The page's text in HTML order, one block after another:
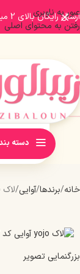
عبور به ناوبری
رفتن به محتوای اصلی
دسته
خانه برندها آوایی لاک yojo آوایی کد 112
بزرگنمایی تصویر
ارسال رایگان بالای 2 میلیون و 500 هزار تومان (تا 5 کیلوگرم)